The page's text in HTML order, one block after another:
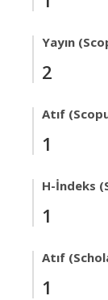
Yayın
2
Atıf
1
H-İndeks
1
Atıf
1